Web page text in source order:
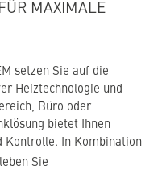
MAXIMALE
setzen Sie auf die
Heiztechnologie und
Büro oder
bietet Ihnen
Kontrolle. In Kombination
Sie